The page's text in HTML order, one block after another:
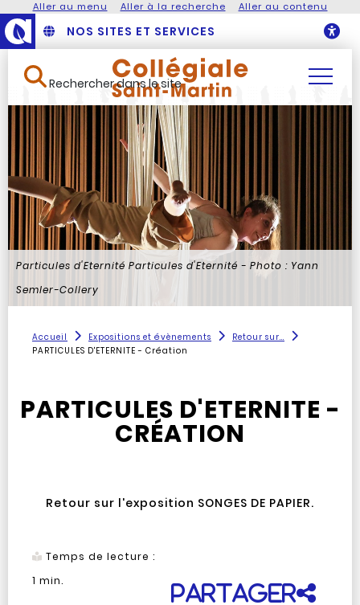
Aller au menu Aller à la recherche Aller au contenu
NOS SITES ET SERVICES
Rechercher dans le site
Particules d'Eternité Particules d'Eternité - Photo : Yann
Semler-Collery
Accueil Expositions et évènements
Retour sur...
PARTICULES D'ETERNITE - Création
PARTICULES D'ETERNITE -
CRÉATION
Retour sur l'exposition SONGES DE PAPIER.
Temps de lecture :
1 min.
Partager